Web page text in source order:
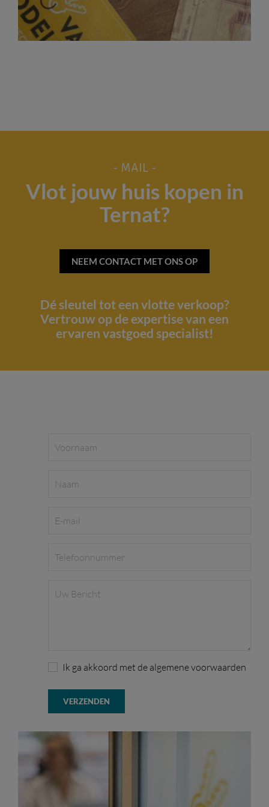
- MAIL -
Vlot jouw huis kopen in
Ternat?
NEEM CONTACT MET ONS OP
Dé sleutel tot een vlotte verkoop?
Vertrouw op de expertise van een
ervaren vastgoed specialist!
Ik ga akkoord met de algemene voorwaarden
VERZENDEN